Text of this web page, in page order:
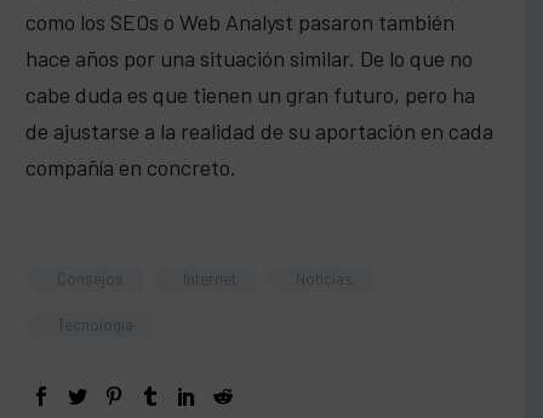
como los SEOs o Web Analyst pasaron también
hace años por una situación similar. De lo que no
cabe duda es que tienen un gran futuro, pero ha
de ajustarse a la realidad de su aportación en cada
compañía en concreto.
Consejos Internet Noticias
Tecnologia